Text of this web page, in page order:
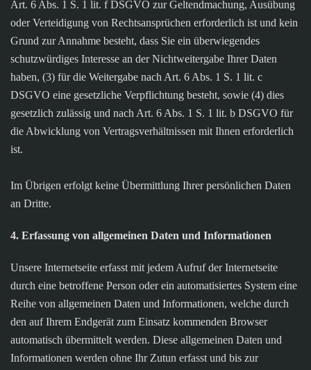
Art. 6 Abs. 1 S. 1 lit. f DSGVO zur Geltendmachung, Ausübung
oder Verteidigung von Rechtsansprüchen erforderlich ist und kein
Grund zur Annahme besteht, dass Sie ein überwiegendes
schutzwürdiges Interesse an der Nichtweitergabe Ihrer Daten
haben, (3) für die Weitergabe nach Art. 6 Abs. 1 S. 1 lit. c
DSGVO eine gesetzliche Verpflichtung besteht, sowie (4) dies
gesetzlich zulässig und nach Art. 6 Abs. 1 S. 1 lit. b DSGVO für
die Abwicklung von Vertragsverhältnissen mit Ihnen erforderlich
ist.
Im Übrigen erfolgt keine Übermittlung Ihrer persönlichen Daten
an Dritte.
4. Erfassung von allgemeinen Daten und Informationen
Unsere Internetseite erfasst mit jedem Aufruf der Internetseite
durch eine betroffene Person oder ein automatisiertes System eine
Reihe von allgemeinen Daten und Informationen, welche durch
den auf Ihrem Endgerät zum Einsatz kommenden Browser
automatisch übermittelt werden. Diese allgemeinen Daten und
Informationen werden ohne Ihr Zutun erfasst und bis zur